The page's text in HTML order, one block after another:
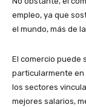
empleo, ya que
el mundo, más de
El comercio puede
particularmente en
los sectores
mejores salarios,